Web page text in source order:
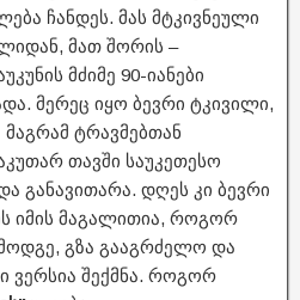
ჩანდეს. მას მტკივნეული
მათ შორის –
მძიმე 90-იანები
მერეც იყო ბევრი ტკივილი,
ტრავმებთან
თავში საუკეთესო
განავითარა. დღეს კი ბევრი
იმის მაგალითია, როგორ
გზა გააგრძელო და
ვერსია შექმნა. როგორ